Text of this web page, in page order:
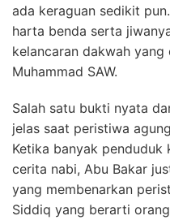
ada keraguan sedikit
harta benda serta
kelancaran dakwah
Muhammad SAW.
Salah satu bukti nyata
jelas saat peristiwa agung
Ketika banyak penduduk
cerita nabi, Abu Bakar
yang membenarkan
Siddiq yang berarti